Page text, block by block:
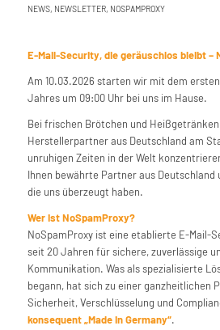
NEWS, NEWSLETTER, NOSPAMPROXY
E-Mail-Security, die geräuschlos bleibt –
Am 10.03.2026 starten wir mit dem
Jahres um 09:00 Uhr bei uns im Hause.
Bei frischen Brötchen und
Herstellerpartner aus Deutschland am
unruhigen Zeiten in der Welt
Ihnen bewährte Partner aus Deutschland
die uns überzeugt haben.
Wer ist NoSpamProxy?
NoSpamProxy ist eine etablierte E-Mail-
seit 20 Jahren für sichere, zuverlässige
Kommunikation. Was als spezialisierte
begann, hat sich zu einer ganzheitlichen
Sicherheit, Verschlüsselung und
konsequent „Made in Germany“.